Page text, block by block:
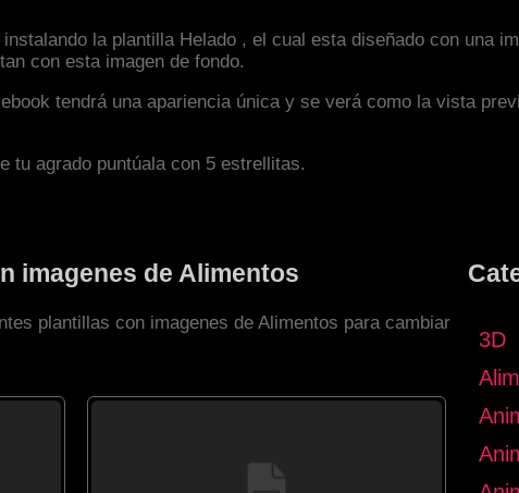
la plantilla Helado , el cual esta diseñado con una
con esta imagen de fondo.
tendrá una apariencia única y se verá como la vista
tu agrado puntúala con 5 estrellitas.
imagenes de Alimentos
plantillas con imagenes de Alimentos para cambiar
3D